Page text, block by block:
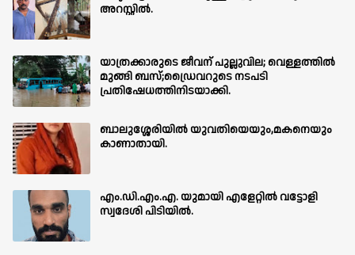
അറസ്റ്റിൽ.
യാത്രക്കാരുടെ ജീവന് പുല്ലുവില; വെള്ളത്തിൽ
മുങ്ങി ബസ്;ഡ്രൈവറുടെ നടപടി
പ്രതിഷേധത്തിനിടയാക്കി.
ബാലുശ്ശേരിയില്‍ യുവതിയെയും,മകനെയും
കാണാതായി.
എം.ഡി.എം.എ. യുമായി എളേറ്റിൽ വട്ടോളി
സ്വദേശി പിടിയിൽ.